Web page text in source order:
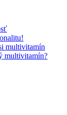
multivitamín
multivitamín?